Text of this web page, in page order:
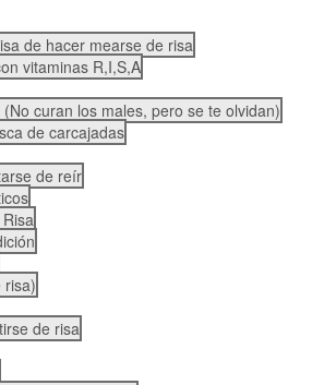
de hacer mearse de risa
vitaminas R,I,S,A
curan los males, pero se te olvidan)
de carcajadas
de reír
risa)
de risa